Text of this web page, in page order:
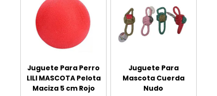
Juguete Para Perro
LILI MASCOTA Pelota
Maciza 5 cm Rojo
Juguete Para
Mascota Cuerda
Nudo